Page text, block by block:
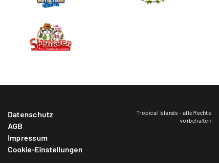
Datenschutz
AGB
Impressum
Cookie-Einstellungen
Tropical Islands - alle Rechte
vorbehalten